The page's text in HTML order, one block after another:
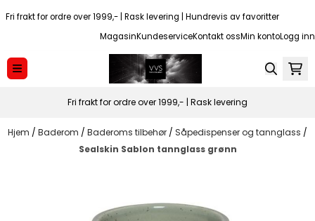
Hopp til innhold
Fri frakt for ordre over 1999,- | Rask levering | Hundrevis av favoritter
MagasinKundeserviceKontakt ossMin kontoLogg inn
Fri frakt for ordre over 1999,- | Rask levering
Hjem / Baderom / Baderoms tilbehør / Såpedispenser og tannglass /
Sealskin Sablon tannglass grønn